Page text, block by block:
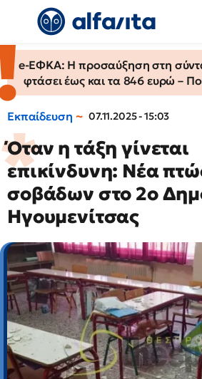
e-ΕΦΚΑ: Η προσαύξηση στη
φτάσει έως και τα 846 ευρώ –
Εκπαίδευση 07.11.2025 - 15:03
Όταν η τάξη γίνεται
επικίνδυνη: Νέα
σοβάδων στο 2ο
Ηγουμενίτσας